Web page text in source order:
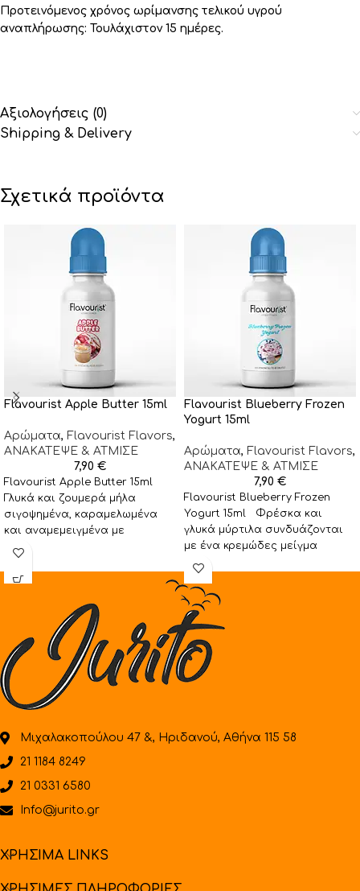
Προτεινόμενος χρόνος ωρίμανσης τελικού υγρού
αναπλήρωσης: Τουλάχιστον 15 ημέρες.
Αξιολογήσεις (0)
Shipping & Delivery
Σχετικά προϊόντα
Flavourist Apple Butter 15ml
Αρώματα, Flavourist Flavors,
ΑΝΑΚΑΤΕΨΕ & ΑΤΜΙΣΕ
7,90 €
Flavourist Apple Butter 15ml
Γλυκά και ζουμερά μήλα
σιγοψημένα, καραμελωμένα
και αναμεμειγμένα με
καρυκεύματα κανέλας και
βουτυράτη
Flavourist Blueberry Frozen
Yogurt 15ml
Αρώματα, Flavourist Flavors,
ΑΝΑΚΑΤΕΨΕ & ΑΤΜΙΣΕ
7,90 €
Flavourist Blueberry Frozen
Yogurt 15ml Φρέσκα και
γλυκά μύρτιλα συνδυάζονται
με ένα κρεμώδες μείγμα
παγωτό γιαούρτι
απολαυστικό
Μιχαλακοπούλου 47 &, Ηριδανού, Αθήνα 115 58
21 1184 8249
21 0331 6580
Info@jurito.gr
ΧΡΗΣΙΜΑ LINKS